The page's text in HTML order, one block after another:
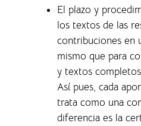
El plazo y
los textos de las
contribuciones en
mismo que para
y textos
Así pues, cada
trata como una
diferencia es la